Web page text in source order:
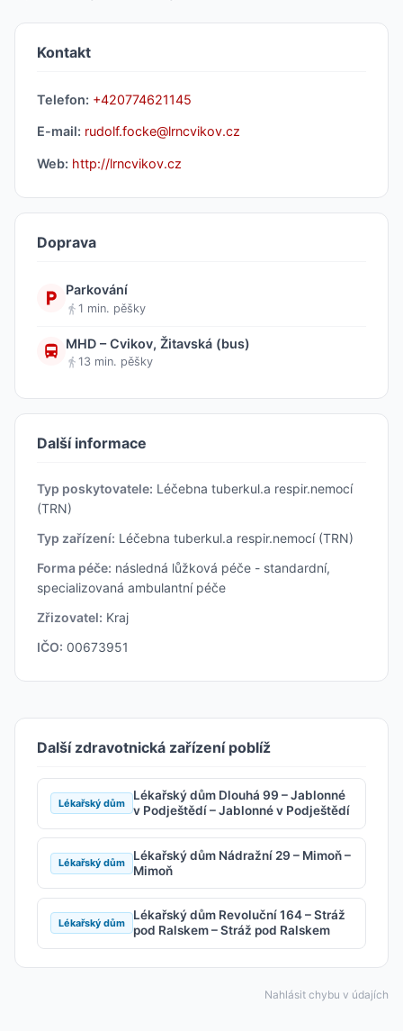
Kontakt
Telefon: +420774621145
E-mail: rudolf.focke@lrncvikov.cz
Web: http://lrncvikov.cz
Doprava
Parkování
1 min. pěšky
MHD – Cvikov, Žitavská (bus)
13 min. pěšky
Další informace
Typ poskytovatele: Léčebna tuberkul.a respir.nemocí
(TRN)
Typ zařízení: Léčebna tuberkul.a respir.nemocí (TRN)
Forma péče: následná lůžková péče - standardní,
specializovaná ambulantní péče
Zřizovatel: Kraj
IČO: 00673951
Další zdravotnická zařízení poblíž
Lékařský dům
Lékařský dům Dlouhá 99 – Jablonné
v Podještědí – Jablonné v Podještědí
Lékařský dům
Lékařský dům Nádražní 29 – Mimoň –
Mimoň
Lékařský dům
Lékařský dům Revoluční 164 – Stráž
pod Ralskem – Stráž pod Ralskem
Nahlásit chybu v údajích